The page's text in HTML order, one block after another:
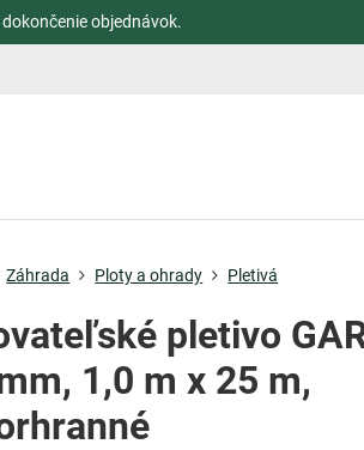
objednávok.
Záhrada Ploty a ohrady Pletivá
pletivo
1,0 m x 25 m,